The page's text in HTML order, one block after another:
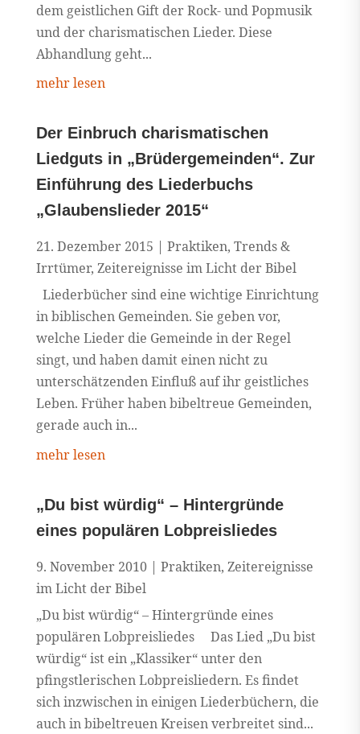
dem geistlichen Gift der Rock- und Popmusik
und der charismatischen Lieder. Diese
Abhandlung geht...
mehr lesen
Der Einbruch charismatischen
Liedguts in „Brüdergemeinden“. Zur
Einführung des Liederbuchs
„Glaubenslieder 2015“
21. Dezember 2015 | Praktiken, Trends &
Irrtümer, Zeitereignisse im Licht der Bibel
Liederbücher sind eine wichtige Einrichtung
in biblischen Gemeinden. Sie geben vor,
welche Lieder die Gemeinde in der Regel
singt, und haben damit einen nicht zu
unterschätzenden Einfluß auf ihr geistliches
Leben. Früher haben bibeltreue Gemeinden,
gerade auch in...
mehr lesen
„Du bist würdig“ – Hintergründe
eines populären Lobpreisliedes
9. November 2010| Praktiken, Zeitereignisse
im Licht der Bibel
„Du bist würdig“ – Hintergründe eines
populären Lobpreisliedes Das Lied „Du bist
würdig“ ist ein „Klassiker“ unter den
pfingstlerischen Lobpreisliedern. Es findet
sich inzwischen in einigen Liederbüchern, die
auch in bibeltreuen Kreisen verbreitet sind...